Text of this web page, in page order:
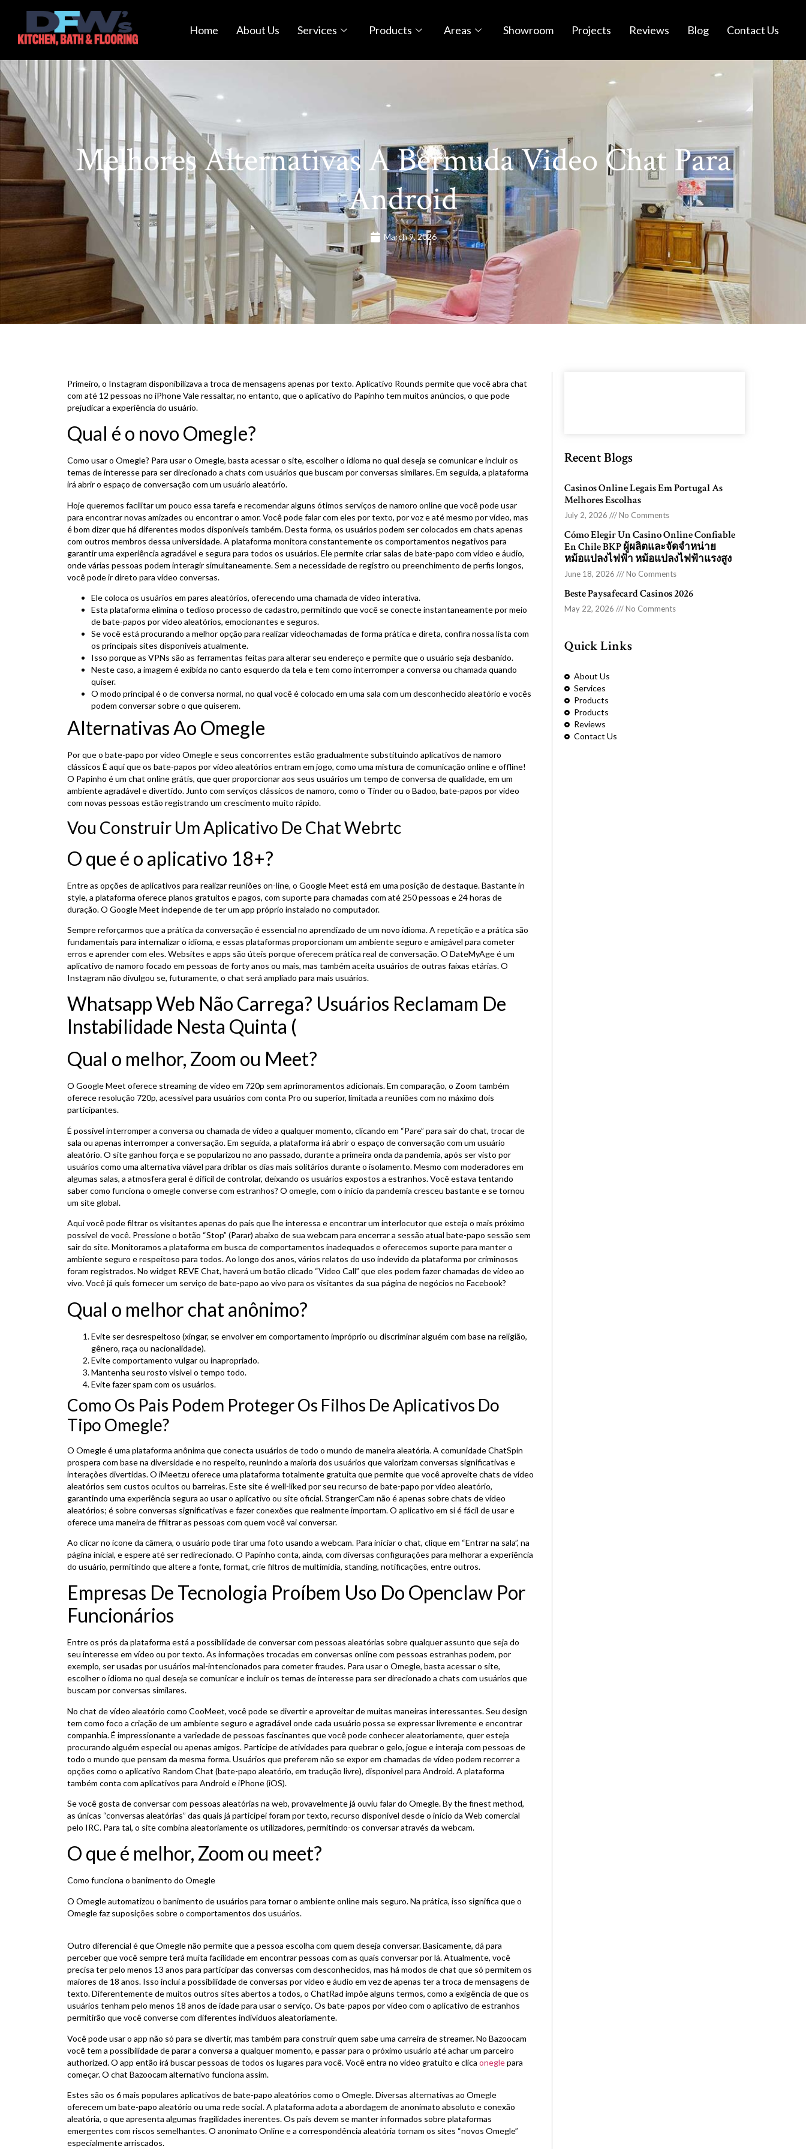
Home About Us Services Products Areas Showroom Projects Reviews Blog Contact Us
Melhores Alternativas A Bermuda Video Chat Para
Android
March 9, 2026
Primeiro, o Instagram disponibilizava a troca de mensagens apenas por texto. Aplicativo Rounds permite que você abra chat
com até 12 pessoas no iPhone Vale ressaltar, no entanto, que o aplicativo do Papinho tem muitos anúncios, o que pode
prejudicar a experiência do usuário.
Qual é o novo Omegle?
Como usar o Omegle? Para usar o Omegle, basta acessar o site, escolher o idioma no qual deseja se comunicar e incluir os
temas de interesse para ser direcionado a chats com usuários que buscam por conversas similares. Em seguida, a plataforma
irá abrir o espaço de conversação com um usuário aleatório.
Hoje queremos facilitar um pouco essa tarefa e recomendar alguns ótimos serviços de namoro online que você pode usar
para encontrar novas amizades ou encontrar o amor. Você pode falar com eles por texto, por voz e até mesmo por vídeo, mas
é bom dizer que há diferentes modos disponíveis também. Desta forma, os usuários podem ser colocados em chats apenas
com outros membros dessa universidade. A plataforma monitora constantemente os comportamentos negativos para
garantir uma experiência agradável e segura para todos os usuários. Ele permite criar salas de bate-papo com vídeo e áudio,
onde várias pessoas podem interagir simultaneamente. Sem a necessidade de registro ou preenchimento de perfis longos,
você pode ir direto para vídeo conversas.
Ele coloca os usuários em pares aleatórios, oferecendo uma chamada de vídeo interativa.
Esta plataforma elimina o tedioso processo de cadastro, permitindo que você se conecte instantaneamente por meio
de bate-papos por vídeo aleatórios, emocionantes e seguros.
Se você está procurando a melhor opção para realizar videochamadas de forma prática e direta, confira nossa lista com
os principais sites disponíveis atualmente.
Isso porque as VPNs são as ferramentas feitas para alterar seu endereço e permite que o usuário seja desbanido.
Neste caso, a imagem é exibida no canto esquerdo da tela e tem como interromper a conversa ou chamada quando
quiser.
O modo principal é o de conversa normal, no qual você é colocado em uma sala com um desconhecido aleatório e vocês
podem conversar sobre o que quiserem.
Alternativas Ao Omegle
Por que o bate-papo por vídeo Omegle e seus concorrentes estão gradualmente substituindo aplicativos de namoro
clássicos É aqui que os bate-papos por vídeo aleatórios entram em jogo, como uma mistura de comunicação online e offline!
O Papinho é um chat online grátis, que quer proporcionar aos seus usuários um tempo de conversa de qualidade, em um
ambiente agradável e divertido. Junto com serviços clássicos de namoro, como o Tinder ou o Badoo, bate-papos por vídeo
com novas pessoas estão registrando um crescimento muito rápido.
Vou Construir Um Aplicativo De Chat Webrtc
O que é o aplicativo 18+?
Entre as opções de aplicativos para realizar reuniões on-line, o Google Meet está em uma posição de destaque. Bastante in
style, a plataforma oferece planos gratuitos e pagos, com suporte para chamadas com até 250 pessoas e 24 horas de
duração. O Google Meet independe de ter um app próprio instalado no computador.
Sempre reforçarmos que a prática da conversação é essencial no aprendizado de um novo idioma. A repetição e a prática são
fundamentais para internalizar o idioma, e essas plataformas proporcionam um ambiente seguro e amigável para cometer
erros e aprender com eles. Websites e apps são úteis porque oferecem prática real de conversação. O DateMyAge é um
aplicativo de namoro focado em pessoas de forty anos ou mais, mas também aceita usuários de outras faixas etárias. O
Instagram não divulgou se, futuramente, o chat será ampliado para mais usuários.
Whatsapp Web Não Carrega? Usuários Reclamam De
Instabilidade Nesta Quinta (
Qual o melhor, Zoom ou Meet?
O Google Meet oferece streaming de vídeo em 720p sem aprimoramentos adicionais. Em comparação, o Zoom também
oferece resolução 720p, acessível para usuários com conta Pro ou superior, limitada a reuniões com no máximo dois
participantes.
É possível interromper a conversa ou chamada de vídeo a qualquer momento, clicando em “Pare” para sair do chat, trocar de
sala ou apenas interromper a conversação. Em seguida, a plataforma irá abrir o espaço de conversação com um usuário
aleatório. O site ganhou força e se popularizou no ano passado, durante a primeira onda da pandemia, após ser visto por
usuários como uma alternativa viável para driblar os dias mais solitários durante o isolamento. Mesmo com moderadores em
algumas salas, a atmosfera geral é difícil de controlar, deixando os usuários expostos a estranhos. Você estava tentando
saber como funciona o omegle converse com estranhos? O omegle, com o início da pandemia cresceu bastante e se tornou
um site global.
Aqui você pode filtrar os visitantes apenas do país que lhe interessa e encontrar um interlocutor que esteja o mais próximo
possível de você. Pressione o botão “Stop” (Parar) abaixo de sua webcam para encerrar a sessão atual bate-papo sessão sem
sair do site. Monitoramos a plataforma em busca de comportamentos inadequados e oferecemos suporte para manter o
ambiente seguro e respeitoso para todos. Ao longo dos anos, vários relatos do uso indevido da plataforma por criminosos
foram registrados. No widget REVE Chat, haverá um botão clicado “Video Call” que eles podem fazer chamadas de vídeo ao
vivo. Você já quis fornecer um serviço de bate-papo ao vivo para os visitantes da sua página de negócios no Facebook?
Qual o melhor chat anônimo?
Evite ser desrespeitoso (xingar, se envolver em comportamento impróprio ou discriminar alguém com base na religião,
gênero, raça ou nacionalidade).
Evite comportamento vulgar ou inapropriado.
Mantenha seu rosto visível o tempo todo.
Evite fazer spam com os usuários.
Como Os Pais Podem Proteger Os Filhos De Aplicativos Do
Tipo Omegle?
O Omegle é uma plataforma anônima que conecta usuários de todo o mundo de maneira aleatória. A comunidade ChatSpin
prospera com base na diversidade e no respeito, reunindo a maioria dos usuários que valorizam conversas significativas e
interações divertidas. O iMeetzu oferece uma plataforma totalmente gratuita que permite que você aproveite chats de vídeo
aleatórios sem custos ocultos ou barreiras. Este site é well-liked por seu recurso de bate-papo por vídeo aleatório,
garantindo uma experiência segura ao usar o aplicativo ou site oficial. StrangerCam não é apenas sobre chats de vídeo
aleatórios; é sobre conversas significativas e fazer conexões que realmente importam. O aplicativo em si é fácil de usar e
oferece uma maneira de ffiltrar as pessoas com quem você vai conversar.
Ao clicar no ícone da câmera, o usuário pode tirar uma foto usando a webcam. Para iniciar o chat, clique em “Entrar na sala”, na
página inicial, e espere até ser redirecionado. O Papinho conta, ainda, com diversas configurações para melhorar a experiência
do usuário, permitindo que altere a fonte, format, crie filtros de multimídia, standing, notificações, entre outros.
Empresas De Tecnologia Proíbem Uso Do Openclaw Por
Funcionários
Entre os prós da plataforma está a possibilidade de conversar com pessoas aleatórias sobre qualquer assunto que seja do
seu interesse em vídeo ou por texto. As informações trocadas em conversas online com pessoas estranhas podem, por
exemplo, ser usadas por usuários mal-intencionados para cometer fraudes. Para usar o Omegle, basta acessar o site,
escolher o idioma no qual deseja se comunicar e incluir os temas de interesse para ser direcionado a chats com usuários que
buscam por conversas similares.
No chat de vídeo aleatório como CooMeet, você pode se divertir e aproveitar de muitas maneiras interessantes. Seu design
tem como foco a criação de um ambiente seguro e agradável onde cada usuário possa se expressar livremente e encontrar
companhia. É impressionante a variedade de pessoas fascinantes que você pode conhecer aleatoriamente, quer esteja
procurando alguém especial ou apenas amigos. Participe de atividades para quebrar o gelo, jogue e interaja com pessoas de
todo o mundo que pensam da mesma forma. Usuários que preferem não se expor em chamadas de vídeo podem recorrer a
opções como o aplicativo Random Chat (bate-papo aleatório, em tradução livre), disponível para Android. A plataforma
também conta com aplicativos para Android e iPhone (iOS).
Se você gosta de conversar com pessoas aleatórias na web, provavelmente já ouviu falar do Omegle. By the finest method,
as únicas “conversas aleatórias” das quais já participei foram por texto, recurso disponível desde o início da Web comercial
pelo IRC. Para tal, o site combina aleatoriamente os utilizadores, permitindo-os conversar através da webcam.
O que é melhor, Zoom ou meet?
Como funciona o banimento do Omegle
O Omegle automatizou o banimento de usuários para tornar o ambiente online mais seguro. Na prática, isso significa que o
Omegle faz suposições sobre o comportamentos dos usuários.
Outro diferencial é que Omegle não permite que a pessoa escolha com quem deseja conversar. Basicamente, dá para
perceber que você sempre terá muita facilidade em encontrar pessoas com as quais conversar por lá. Atualmente, você
precisa ter pelo menos 13 anos para participar das conversas com desconhecidos, mas há modos de chat que só permitem os
maiores de 18 anos. Isso inclui a possibilidade de conversas por vídeo e áudio em vez de apenas ter a troca de mensagens de
texto. Diferentemente de muitos outros sites abertos a todos, o ChatRad impõe alguns termos, como a exigência de que os
usuários tenham pelo menos 18 anos de idade para usar o serviço. Os bate-papos por vídeo com o aplicativo de estranhos
permitirão que você converse com diferentes indivíduos aleatoriamente.
Você pode usar o app não só para se divertir, mas também para construir quem sabe uma carreira de streamer. No Bazoocam
você tem a possibilidade de parar a conversa a qualquer momento, e passar para o próximo usuário até achar um parceiro
authorized. O app então irá buscar pessoas de todos os lugares para você. Você entra no vídeo gratuito e clica oneglepara
começar. O chat Bazoocam alternativo funciona assim.
Estes são os 6 mais populares aplicativos de bate-papo aleatórios como o Omegle. Diversas alternativas ao Omegle
oferecem um bate-papo aleatório ou uma rede social. A plataforma adota a abordagem de anonimato absoluto e conexão
aleatória, o que apresenta algumas fragilidades inerentes. Os pais devem se manter informados sobre plataformas
emergentes com riscos semelhantes. O anonimato Online e a correspondência aleatória tornam os sites “novos Omegle”
especialmente arriscados.
Recent Blogs
Casinos Online Legais Em Portugal As
Melhores Escolhas
July 2, 2026 No Comments
Cómo Elegir Un Casino Online Confiable
En Chile BKP ผู้ผลิตและจัดจำหน่าย
หม้อแปลงไฟฟ้า หม้อแปลงไฟฟ้าแรงสูง
June 18, 2026 No Comments
Beste Paysafecard Casinos 2026
May 22, 2026 No Comments
Quick Links
About Us
Services
Products
Products
Reviews
Contact Us